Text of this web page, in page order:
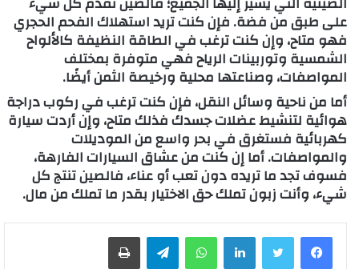
على طبق من فضة. فإن كنت تريد استهلاك الفحم الحجري
فهو متاح، وإن كنت ترغب في الطاقة النظيفة كالألواح
الشمسية وتوربينات الرياح فهي متوفرة بمختلف
المواصفات، وصناعتها محلية ورخيصة الثمن أيضًا.
أما من ناحية وسائل النقل، فإن كنت ترغب في ركوب دراجة
هوائية لتنشيط عضلات جسدك فذلك متاح، وإن أردت سيارة
كهربائية فستغرق في بحر واسع من الموديلات
والمواصفات. أما إن كنت من عشاق السيارات الفارهة،
فسوف تجد ما تريده دون تعب أو عناء، فالصين تنتج كل
شيء، وأنت زبون تملك حق الاختيار بقدر ما تملك من مال.
لينكدإن واتساب